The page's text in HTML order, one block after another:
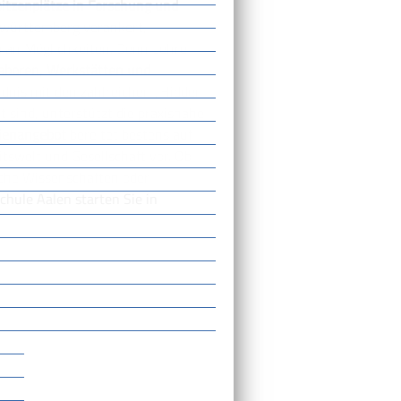
in Forschung und
verankert,
Möglichkeiten. Denn Lehre
Werkstätten und
unterstützt die praxisnahe
und Gesellschaft vor. Ob
Wissenschaften oder
Aalen starten Sie in